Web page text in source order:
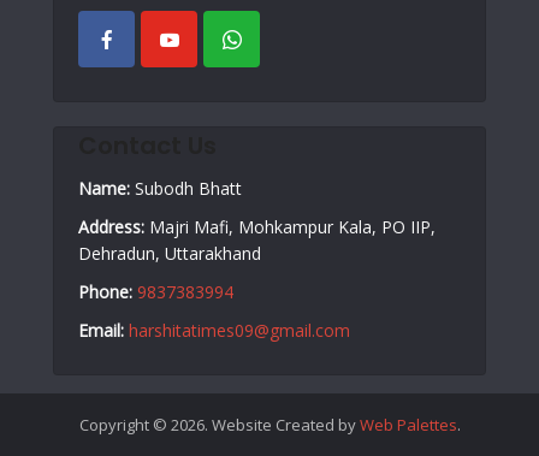
Name: Subodh Bhatt
Address: Majri Mafi, Mohkampur Kala, PO IIP,
Dehradun, Uttarakhand
Phone: 9837383994
Email: harshitatimes09@gmail.com
Copyright © 2026. Website Created byWeb Palettes.